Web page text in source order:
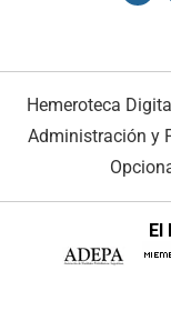
Hemeroteca
Administración y